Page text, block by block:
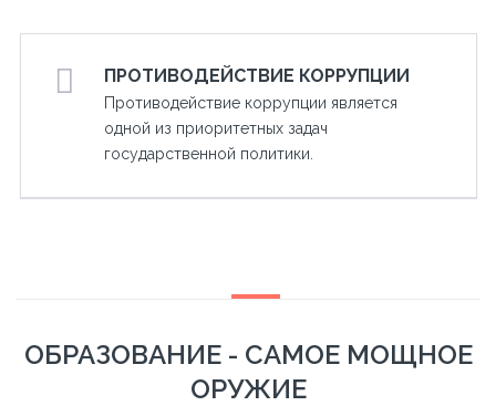
ПРОТИВОДЕЙСТВИЕ КОРРУПЦИИ
Противодействие коррупции является
одной из приоритетных задач
государственной политики.
ОБРАЗОВАНИЕ - САМОЕ МОЩНОЕ
ОРУЖИЕ